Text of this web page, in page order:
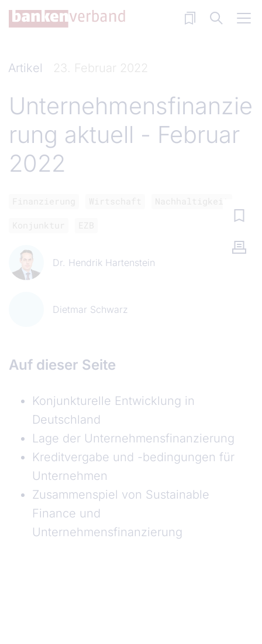
Direkt zum Inhalt
Artikel 23. Februar 2022
Unternehmensfinanzie
rung aktuell - Februar
2022
Dr. Hendrik Hartenstein
Dietmar Schwarz
Auf dieser Seite
Konjunkturelle Entwicklung in
Deutschland
Lage der Unternehmensfinanzierung
Kreditvergabe und -bedingungen für
Unternehmen
Zusammenspiel von Sustainable
Finance und
Unternehmensfinanzierung